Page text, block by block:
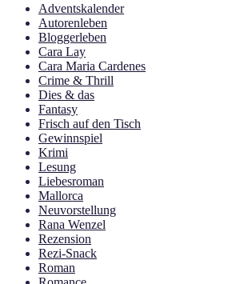
Adventskalender
Autorenleben
Bloggerleben
Cara Lay
Cara Maria Cardenes
Crime & Thrill
Dies & das
Fantasy
Frisch auf den Tisch
Gewinnspiel
Krimi
Lesung
Liebesroman
Mallorca
Neuvorstellung
Rana Wenzel
Rezension
Rezi-Snack
Roman